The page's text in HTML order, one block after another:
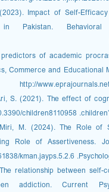
Impact of Self-
Pakistan.
of academic
http://
S. (2021). The effect of
children’s
M. (2024). The Role
Role of Assertiveness.
Psychological
relationship between self-